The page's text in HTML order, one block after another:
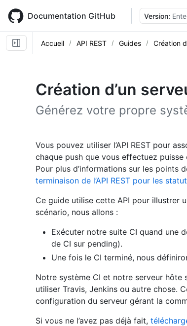
main
content
Documentation GitHub Version:
Accueil API REST Guides Création
Création d’un
Générez votre propre
Vous pouvez utiliser l’API REST pour
chaque push que vous effectuez
Pour plus d’informations sur les points
terminaison de l’API REST pour les
Ce guide utilise cette API pour illustrer
scénario, nous allons :
Exécuter notre suite CI quand une
de CI sur pending).
Une fois le CI terminé, nous
Notre système CI et notre serveur
utiliser Travis, Jenkins ou autre chose.
configuration du serveur gérant la
Si vous ne l’avez pas déjà fait,